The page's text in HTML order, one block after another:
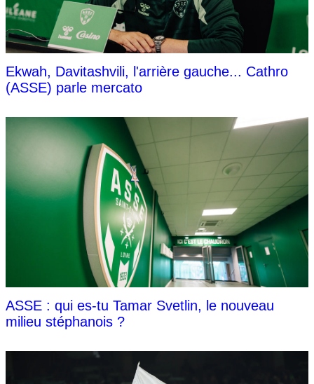
Ekwah, Davitashvili, l'arrière gauche... Cathro
(ASSE) parle mercato
ASSE : qui es-tu Tamar Svetlin, le nouveau
milieu stéphanois ?